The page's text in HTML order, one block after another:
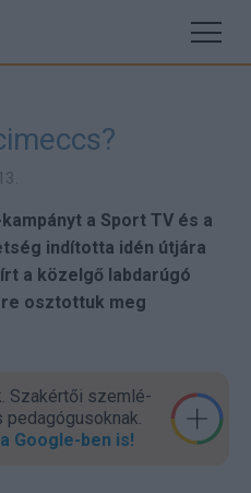
a Sport TV és a
indította idén útjára
a közelgő labdarúgó
osztottuk meg
Szakér­tői szem­lé­
pedagógu­sok­nak.
Google-ben is!